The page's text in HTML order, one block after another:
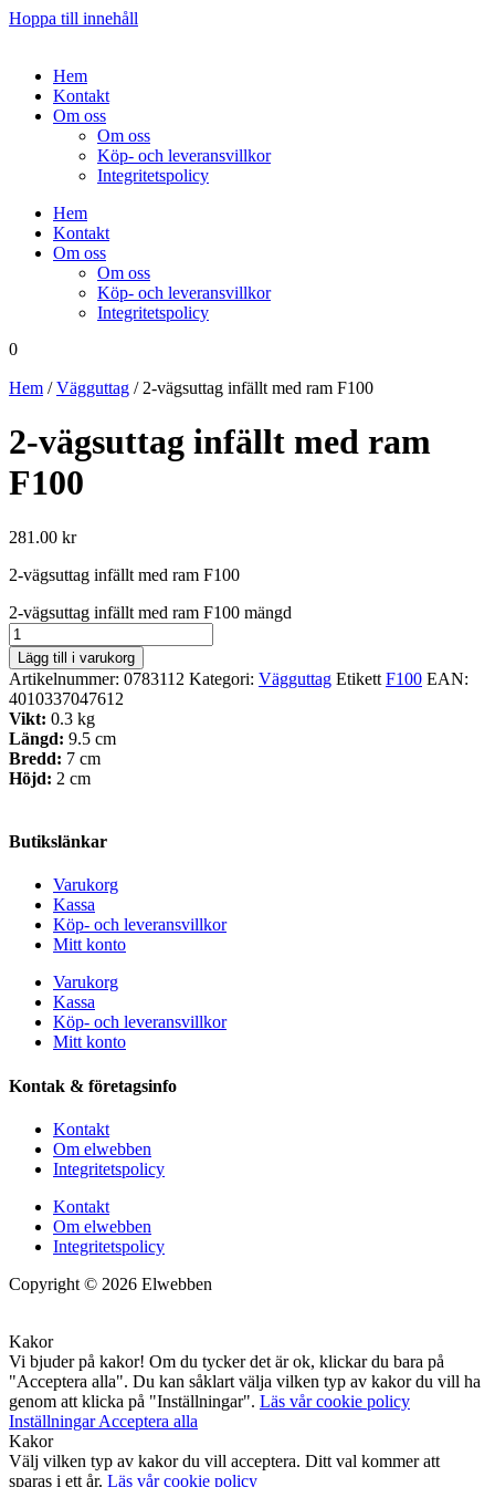
Hoppa till innehåll
Hem
Kontakt
Om oss
Om oss
Köp- och leveransvillkor
Integritetspolicy
Hem
Kontakt
Om oss
Om oss
Köp- och leveransvillkor
Integritetspolicy
0
Hem /Vägguttag / 2-vägsuttag infällt med ram F100
2-vägsuttag infällt med ram
F100
281.00 kr
2-vägsuttag infällt med ram F100
2-vägsuttag infällt med ram F100 mängd
Lägg till i varukorg
Artikelnummer: 0783112 Kategori: Vägguttag Etikett F100 EAN:
4010337047612
Vikt: 0.3 kg
Längd: 9.5 cm
Bredd: 7 cm
Höjd: 2 cm
Butikslänkar
Varukorg
Kassa
Köp- och leveransvillkor
Mitt konto
Varukorg
Kassa
Köp- och leveransvillkor
Mitt konto
Kontak & företagsinfo
Kontakt
Om elwebben
Integritetspolicy
Kontakt
Om elwebben
Integritetspolicy
Copyright © 2026 Elwebben
Kakor
Vi bjuder på kakor! Om du tycker det är ok, klickar du bara på
"Acceptera alla". Du kan såklart välja vilken typ av kakor du vill ha
genom att klicka på "Inställningar". Läs vår cookie policy
InställningarAcceptera alla
Kakor
Välj vilken typ av kakor du vill acceptera. Ditt val kommer att
sparas i ett år. Läs vår cookie policy